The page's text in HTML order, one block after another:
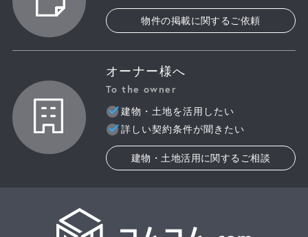
物件の掲載に関するご依頼
オーナー様へ
To the owner
建物・土地を活用したい
詳しい契約条件が聞きたい
建物・土地活用に関するご相談